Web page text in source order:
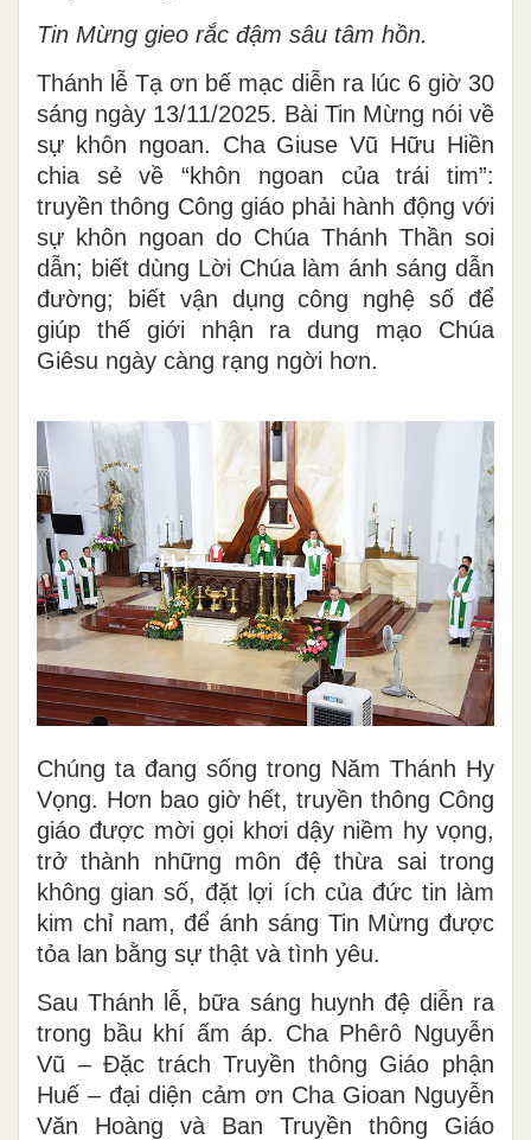
Tin Mừng gieo rắc đậm sâu tâm hồn.
Thánh lễ Tạ ơn bế mạc diễn ra lúc 6 giờ 30
sáng ngày 13/11/2025. Bài Tin Mừng nói về
sự khôn ngoan. Cha Giuse Vũ Hữu Hiền
chia sẻ về “khôn ngoan của trái tim”:
truyền thông Công giáo phải hành động với
sự khôn ngoan do Chúa Thánh Thần soi
dẫn; biết dùng Lời Chúa làm ánh sáng dẫn
đường; biết vận dụng công nghệ số để
giúp thế giới nhận ra dung mạo Chúa
Giêsu ngày càng rạng ngời hơn.
Chúng ta đang sống trong Năm Thánh Hy
Vọng. Hơn bao giờ hết, truyền thông Công
giáo được mời gọi khơi dậy niềm hy vọng,
trở thành những môn đệ thừa sai trong
không gian số, đặt lợi ích của đức tin làm
kim chỉ nam, để ánh sáng Tin Mừng được
tỏa lan bằng sự thật và tình yêu.
Sau Thánh lễ, bữa sáng huynh đệ diễn ra
trong bầu khí ấm áp. Cha Phêrô Nguyễn
Vũ – Đặc trách Truyền thông Giáo phận
Huế – đại diện cảm ơn Cha Gioan Nguyễn
Văn Hoàng và Ban Truyền thông Giáo